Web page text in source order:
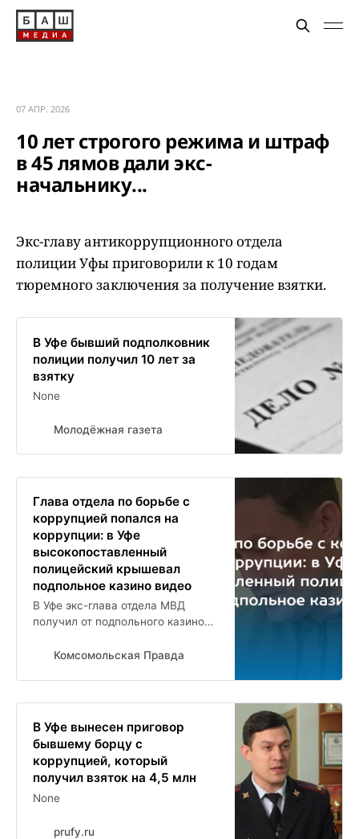
07 АПР. 2026
10 лет строгого режима и штраф
в 45 лямов дали экс-
начальнику...
Экс-главу антикоррупционного отдела
полиции Уфы приговорили к 10 годам
тюремного заключения за получение взятки.
В Уфе бывший подполковник
полиции получил 10 лет за
взятку
None
Молодёжная газета
Глава отдела по борьбе с
коррупцией попался на
коррупции: в Уфе
высокопоставленный
полицейский крышевал
подпольное казино видео
В Уфе экс-глава отдела МВД
получил от подпольного казино
Комсомольская Правда
В Уфе вынесен приговор
бывшему борцу с
коррупцией, который
получил взяток на 4,5 млн
None
prufy.ru